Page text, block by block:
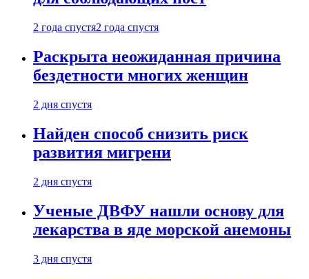
2 года спустя2 года спустя
Раскрыта неожиданная причина
бездетности многих женщин
2 дня спустя
Найден способ снизить риск
развития мигрени
2 дня спустя
Ученые ДВФУ нашли основу для
лекарства в яде морской анемоны
3 дня спустя